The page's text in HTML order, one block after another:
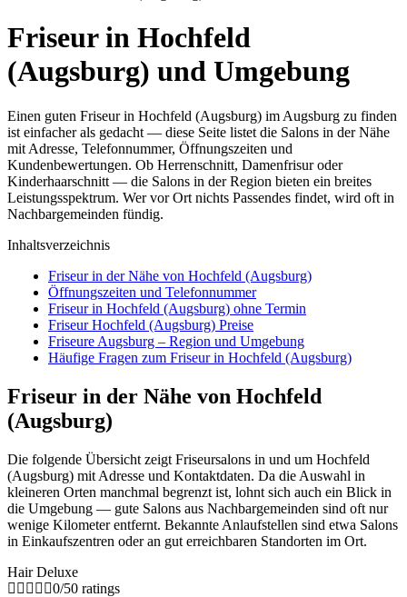
Friseur in Hochfeld
(Augsburg) und Umgebung
Einen guten Friseur in Hochfeld (Augsburg) im Augsburg zu finden
ist einfacher als gedacht — diese Seite listet die Salons in der Nähe
mit Adresse, Telefonnummer, Öffnungszeiten und
Kundenbewertungen. Ob Herrenschnitt, Damenfrisur oder
Kinderhaarschnitt — die Salons in der Region bieten ein breites
Leistungsspektrum. Wer vor Ort nichts Passendes findet, wird oft in
Nachbargemeinden fündig.
Inhaltsverzeichnis
Friseur in der Nähe von Hochfeld (Augsburg)
Öffnungszeiten und Telefonnummer
Friseur in Hochfeld (Augsburg) ohne Termin
Friseur Hochfeld (Augsburg) Preise
Friseure Augsburg – Region und Umgebung
Häufige Fragen zum Friseur in Hochfeld (Augsburg)
Friseur in der Nähe von Hochfeld
(Augsburg)
Die folgende Übersicht zeigt Friseursalons in und um Hochfeld
(Augsburg) mit Adresse und Kontaktdaten. Da die Auswahl in
kleineren Orten manchmal begrenzt ist, lohnt sich auch ein Blick in
die Umgebung — gute Salons aus Nachbargemeinden sind oft nur
wenige Kilometer entfernt. Bekannte Anlaufstellen sind etwa Salons
in Einkaufszentren oder an gut erreichbaren Standorten im Ort.
Hair Deluxe
0/50 ratings